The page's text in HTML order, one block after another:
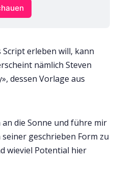
erleben will, kann
nämlich Steven
dessen Vorlage aus
die Sonne und führe mir
geschrieben Form zu
wieviel Potential hier